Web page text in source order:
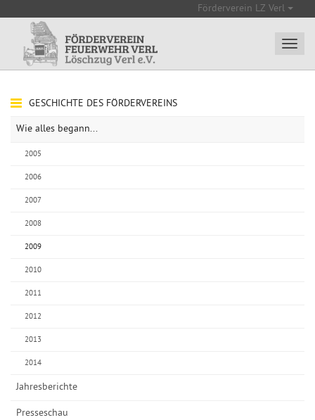
Förderverein LZ Verl
GESCHICHTE DES FÖRDERVEREINS
Wie alles begann...
2005
2006
2007
2008
2009
2010
2011
2012
2013
2014
Jahresberichte
Presseschau